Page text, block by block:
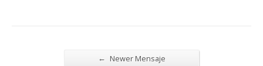
← Newer Mensaje